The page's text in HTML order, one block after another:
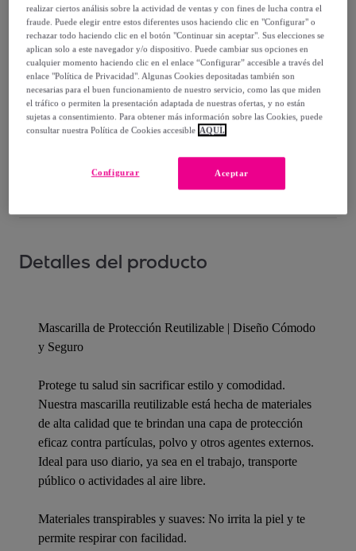
Entrega
Entrega desde2,95 €
Gratis desde 39,94 € de compra
Entrega: Entre el11/08y el14/08
Detalles del producto
Mascarilla de Protección Reutilizable | Diseño Cómodo
y Seguro
Protege tu salud sin sacrificar estilo y comodidad.
Nuestra mascarilla reutilizable está hecha de materiales
de alta calidad que te brindan una capa de protección
eficaz contra partículas, polvo y otros agentes externos.
Ideal para uso diario, ya sea en el trabajo, transporte
público o actividades al aire libre.
Materiales transpirables y suaves: No irrita la piel y te
permite respirar con facilidad.
realizar ciertos análisis sobre la actividad de ventas y con fines de lucha contra el
fraude. Puede elegir entre estos diferentes usos haciendo clic en "Configurar" o
rechazar todo haciendo clic en el botón "Continuar sin aceptar". Sus elecciones se
aplican solo a este navegador y/o dispositivo. Puede cambiar sus opciones en
cualquier momento haciendo clic en el enlace “Configurar” accesible a través del
enlace "Política de Privacidad". Algunas Cookies depositadas también son
necesarias para el buen funcionamiento de nuestro servicio, como las que miden
el tráfico o permiten la presentación adaptada de nuestras ofertas, y no están
sujetas a consentimiento. Para obtener más información sobre las Cookies, puede
consultar nuestra Política de Cookies accesible AQUÍ.
Aceptar
Configurar